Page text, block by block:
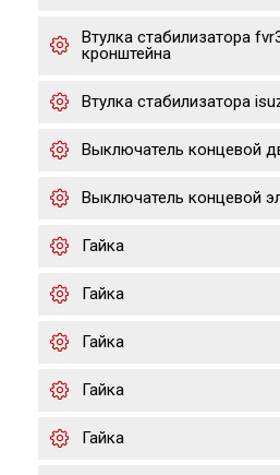
Втулка стабилизатора
кронштейна
Втулка стабилизатора
Выключатель концевой
Выключатель концевой
Гайка
Гайка
Гайка
Гайка
Гайка